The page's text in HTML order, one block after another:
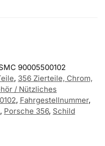
90005500102
, 356 Zierteile, Chrom,
/ Nützliches
, Fahrgestellnummer,
, Porsche 356, Schild